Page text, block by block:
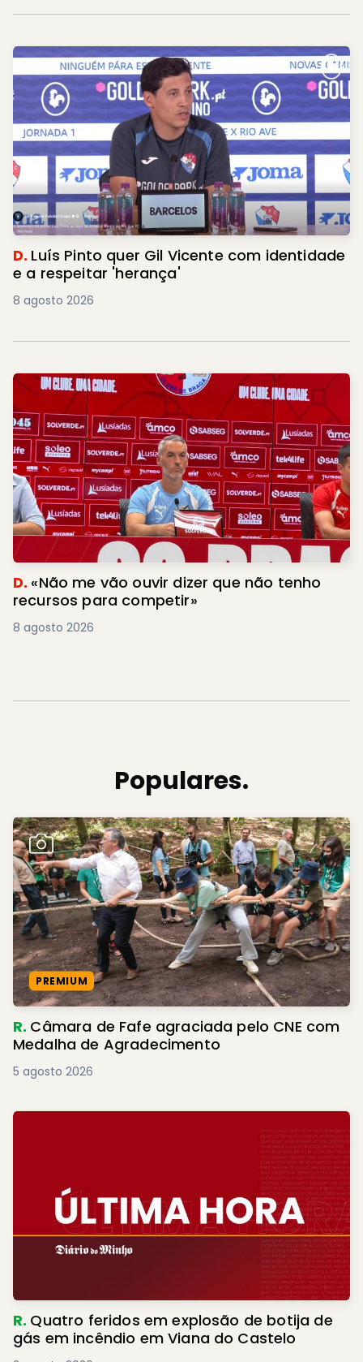
D. Luís Pinto quer Gil Vicente com identidade
e a respeitar 'herança'
8 agosto 2026
D. «Não me vão ouvir dizer que não tenho
recursos para competir»
8 agosto 2026
Populares.
PREMIUM
R. Câmara de Fafe agraciada pelo CNE com
Medalha de Agradecimento
5 agosto 2026
R. Quatro feridos em explosão de botija de
gás em incêndio em Viana do Castelo